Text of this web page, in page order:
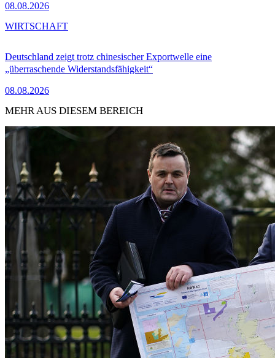
08.08.2026
Deutschland zeigt trotz chinesischer Exportwelle eine
„überraschende Widerstandsfähigkeit“
08.08.2026
WIRTSCHAFT
MEHR AUS DIESEM BEREICH